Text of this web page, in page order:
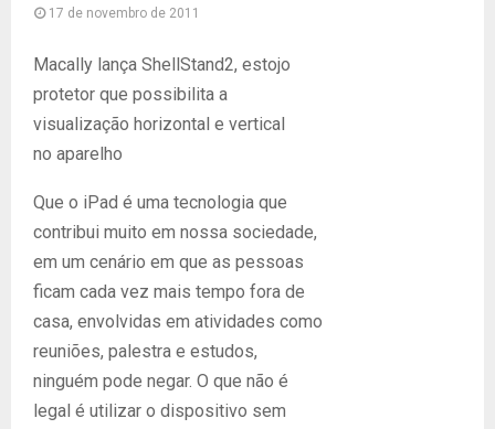
17 de novembro de 2011
Macally lança ShellStand2, estojo
protetor que possibilita a
visualização horizontal e vertical
no aparelho
Que o iPad é uma tecnologia que
contribui muito em nossa sociedade,
em um cenário em que as pessoas
ficam cada vez mais tempo fora de
casa, envolvidas em atividades como
reuniões, palestra e estudos,
ninguém pode negar. O que não é
legal é utilizar o dispositivo sem